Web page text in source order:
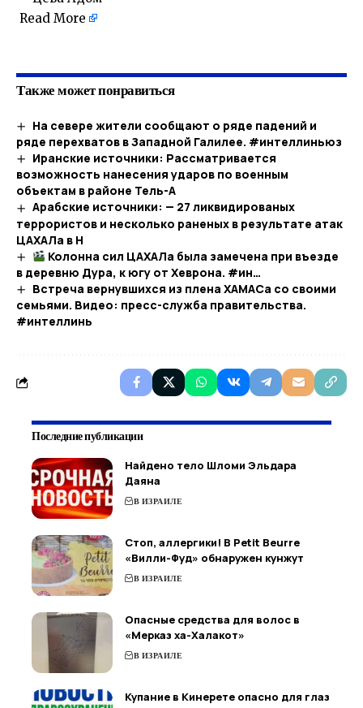
Read More
Также может понравиться
На севере жители сообщают о ряде падений и
ряде перехватов в Западной Галилее. #интеллиньюз
Иранские источники: Рассматривается
возможность нанесения ударов по военным
объектам в районе Тель-А
Арабские источники: — 27 ликвидированых
террористов и несколько раненых в результате атак
ЦАХАЛа в Н
Колонна сил ЦАХАЛа была замечена при въезде
в деревню Дура, к югу от Хеврона. #ин…​
Встреча вернувшихся из плена ХАМАСа со своими
семьями. Видео: пресс-служба правительства.
#интеллинь
Последние публикации
Найдено тело Шломи Эльдара
Даяна
В ИЗРАИЛЕ
Стоп, аллергики! В Petit Beurre
«Вилли-Фуд» обнаружен кунжут
В ИЗРАИЛЕ
Опасные средства для волос в
«Мерказ ха-Халакот»
В ИЗРАИЛЕ
Купание в Кинерете опасно для глаз